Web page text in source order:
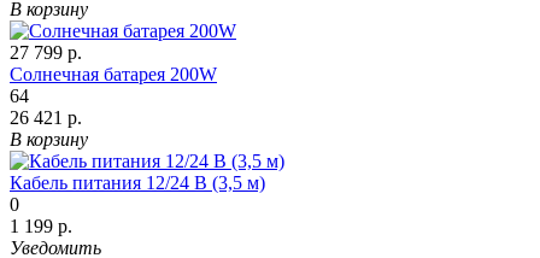
В корзину
27 799 р.
Солнечная батарея 200W
64
26 421 р.
В корзину
Кабель питания 12/24 В (3,5 м)
0
1 199 р.
Уведомить